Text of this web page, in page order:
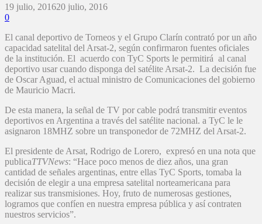
19 julio, 201620 julio, 2016
0
El canal deportivo de Torneos y el Grupo Clarín contrató por un año
capacidad satelital del Arsat-2, según confirmaron fuentes oficiales
de la institución. El acuerdo con TyC Sports le permitirá al canal
deportivo usar cuando disponga del satélite Arsat-2. La decisión fue
de Oscar Aguad, el actual ministro de Comunicaciones del gobierno
de Mauricio Macri.
De esta manera, la señal de TV por cable podrá transmitir eventos
deportivos en Argentina a través del satélite nacional. a TyC le le
asignaron 18MHZ sobre un transponedor de 72MHZ del Arsat-2.
El presidente de Arsat, Rodrigo de Lorero, expresó en una nota que
publicaTTVNews: “Hace poco menos de diez años, una gran
cantidad de señales argentinas, entre ellas TyC Sports, tomaba la
decisión de elegir a una empresa satelital norteamericana para
realizar sus transmisiones. Hoy, fruto de numerosas gestiones,
logramos que confíen en nuestra empresa pública y así contraten
nuestros servicios”.